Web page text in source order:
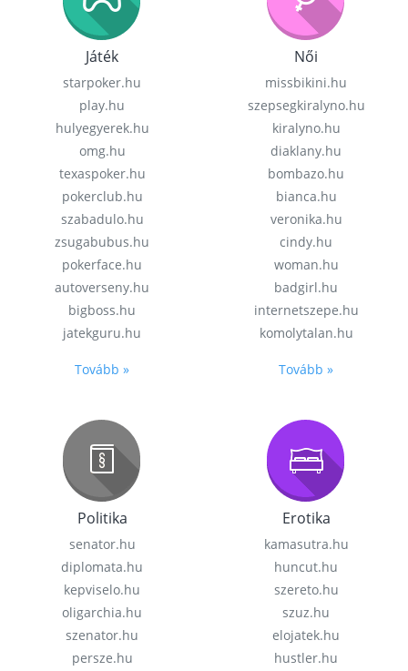
Játék
starpoker.hu
play.hu
hulyegyerek.hu
omg.hu
texaspoker.hu
pokerclub.hu
szabadulo.hu
zsugabubus.hu
pokerface.hu
autoverseny.hu
bigboss.hu
jatekguru.hu
Tovább »
Női
missbikini.hu
szepsegkiralyno.hu
kiralyno.hu
diaklany.hu
bombazo.hu
bianca.hu
veronika.hu
cindy.hu
woman.hu
badgirl.hu
internetszepe.hu
komolytalan.hu
Tovább »
Politika
senator.hu
diplomata.hu
kepviselo.hu
oligarchia.hu
szenator.hu
persze.hu
Erotika
kamasutra.hu
huncut.hu
szereto.hu
szuz.hu
elojatek.hu
hustler.hu